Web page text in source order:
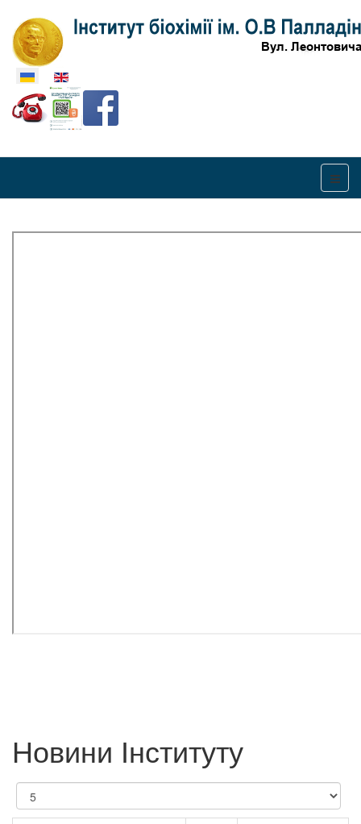
Оберіть свою мову
Новини Інституту
Показувати